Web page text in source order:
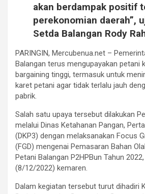
akan berdampak positif
perekonomian daerah”,
Setda Balangan Rody
PARINGIN, Mercubenua.net –
Balangan terus mengupayakan petani
bargaining tinggi, termasuk untuk
karet petani agar tidak terlalu jauh
pabrik.
Salah satu upaya tersebut dilakukan
melalui Dinas Ketahanan Pangan,
(DKP3) dengan melaksanakan Focus
(FGD) mengenai Pemasaran Bahan
Petani Balangan P2HPBun Tahun
(8/12/2022) kemaren.
Dalam kegiatan tersebut turut dihadiri